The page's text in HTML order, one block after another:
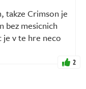
takze Crimson je
bez mesicnich
je v te hre neco
2